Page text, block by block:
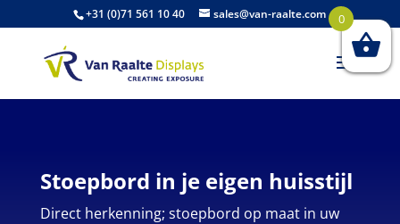
+31 (0)71 561 10 40 sales@van-raalte.com
Stoepbord in je eigen huisstijl
Direct herkenning; stoepbord op maat in uw
0